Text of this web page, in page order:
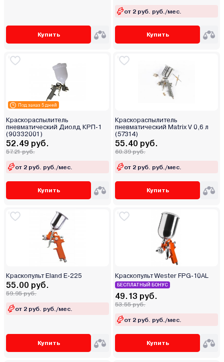
Купить
от 2 руб. руб./мес.
Купить
Под заказ 5 дней
Краскораспылитель
пневматический Диолд КРП-1
(90332001)
52.49 руб.
57.21 руб.
от 2 руб. руб./мес.
Купить
Краскораспылитель
пневматический Matrix V 0,6 л
(57314)
55.40 руб.
60.39 руб.
от 2 руб. руб./мес.
Купить
Краскопульт Eland E-225
55.00 руб.
59.95 руб.
от 2 руб. руб./мес.
Купить
Краскопульт Wester FPG-10AL
БЕСПЛАТНЫЙ БОНУС
49.13 руб.
53.55 руб.
от 2 руб. руб./мес.
Купить